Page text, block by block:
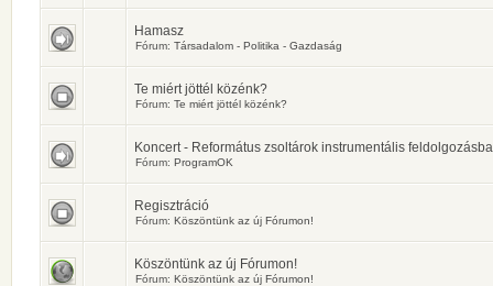
Hamasz
Fórum: Társadalom - Politika - Gazdaság
Te miért jöttél közénk?
Fórum: Te miért jöttél közénk?
Koncert - Református zsoltárok instrumentális
Fórum: ProgramOK
Regisztráció
Fórum: Köszöntünk az új Fórumon!
Köszöntünk az új Fórumon!
Fórum: Köszöntünk az új Fórumon!